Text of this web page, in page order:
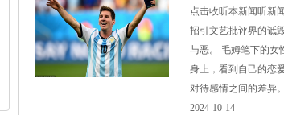
点击收听本新闻听新
招引文艺批评界的诋
与恶。 毛姆笔下的女
身上，看到自己的恋
对待感情之间的差异
2024-10-14